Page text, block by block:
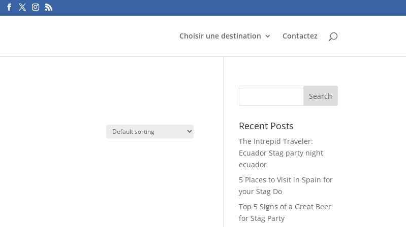
Choisir une destination Contactez
Recent Posts
The Intrepid Traveler:
Ecuador Stag party night
ecuador
5 Places to Visit in Spain for
your Stag Do
Top 5 Signs of a Great Beer
for Stag Party